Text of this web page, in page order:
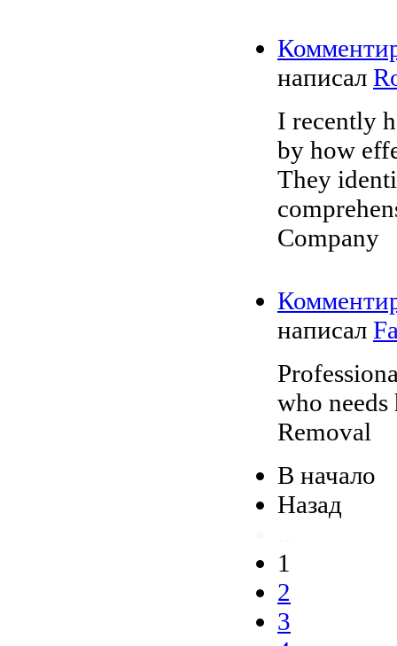
написал
I recently
by how
They
Company
написал
who
Removal
В начало
Назад
1
2
3